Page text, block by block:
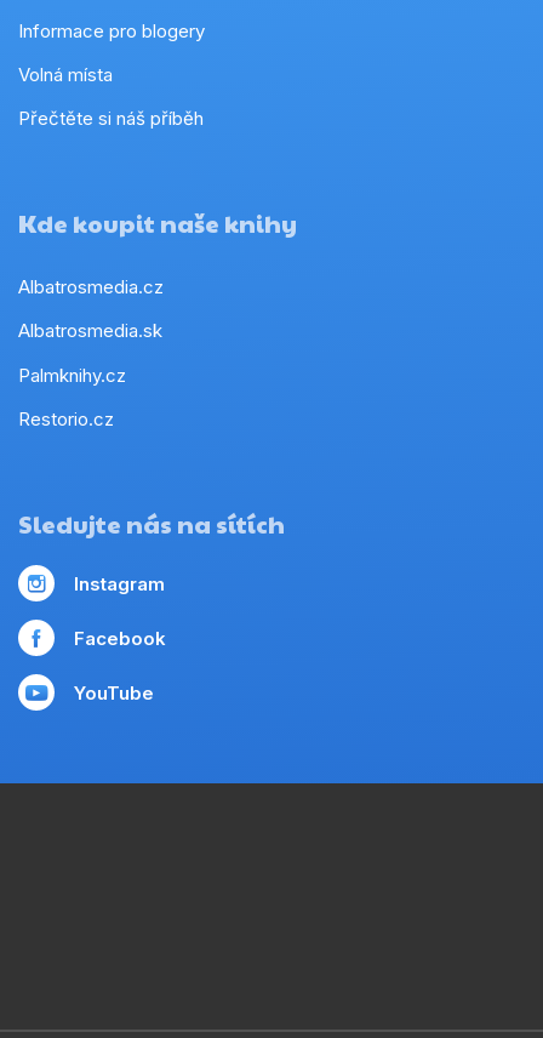
Informace pro blogery
Volná místa
Přečtěte si náš příběh
Kde koupit naše knihy
Albatrosmedia.cz
Albatrosmedia.sk
Palmknihy.cz
Restorio.cz
Sledujte nás na sítích
Instagram
Facebook
YouTube